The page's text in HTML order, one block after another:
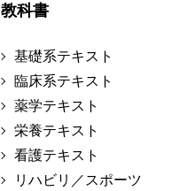
教科書
基礎系テキスト
臨床系テキスト
薬学テキスト
栄養テキスト
看護テキスト
リハビリ／スポーツ